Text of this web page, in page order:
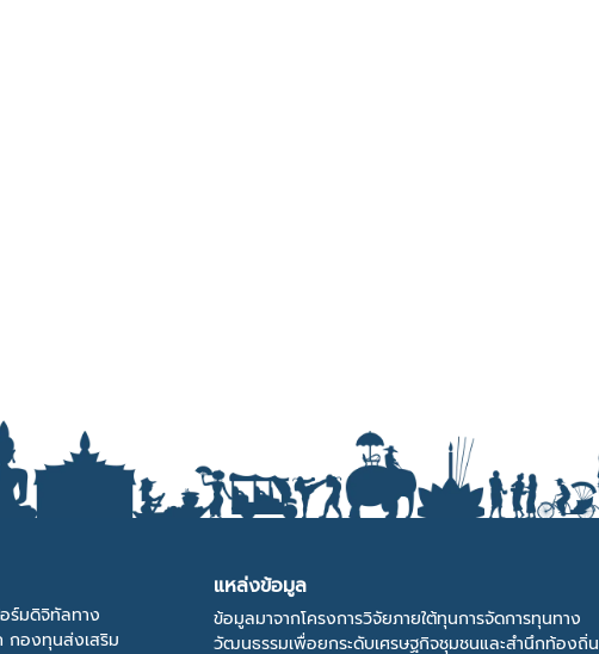
ร์มดิจิทัลทาง
องทุนส่งเสริม
แหล่งข้อมูล
ข้อมูลมาจากโครงการวิจัยภายใต้ทุนการจัดการทุนทาง
วัฒนธรรมเพื่อยกระดับเศรษฐกิจชุมชนและสำนึกท้องถิ่น